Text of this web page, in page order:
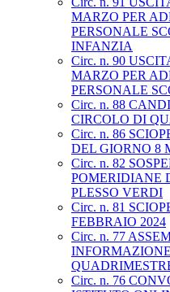
MARZO PER
PERSONALE
INFANZIA
Circ. n. 90
MARZO PER
PERSONALE
Circ. n. 88
CIRCOLO DI
Circ. n. 86
DEL GIORNO 8
Circ. n. 82
POMERIDIANE
PLESSO VERDI
Circ. n. 81
FEBBRAIO 2024
Circ. n. 77
Circ. n. 76